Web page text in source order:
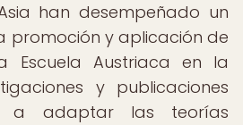
han desempeñado un
promoción y aplicación de
Escuela Austriaca en la
y publicaciones
a adaptar las teorías